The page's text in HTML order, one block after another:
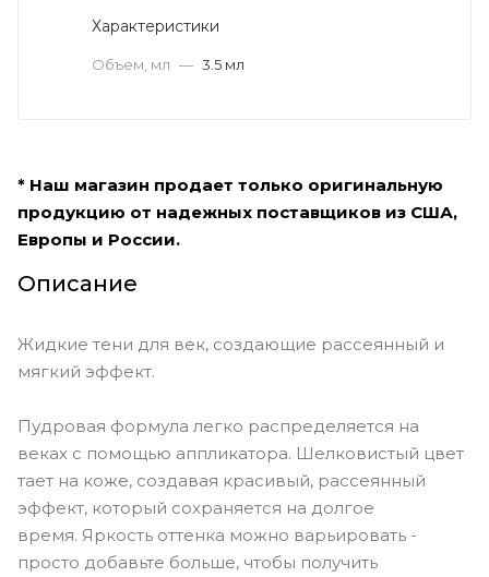
Характеристики
Объем, мл — 3.5 мл
* Наш магазин продает только оригинальную
продукцию от надежных поставщиков из США,
Европы и России.
Описание
Жидкие тени для век, создающие рассеянный и
мягкий эффект.
Пудровая формула легко распределяется на
веках с помощью аппликатора. Шелковистый цвет
тает на коже, создавая красивый, рассеянный
эффект, который сохраняется на долгое
время. Яркость оттенка можно варьировать -
просто добавьте больше, чтобы получить